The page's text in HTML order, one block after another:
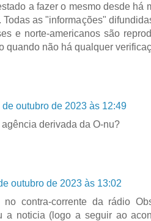
a fazer o mesmo desde há
Todas as "informações"
e norte-americanos são
quando não há qualquer
de outubro de 2023 às 12:49
derivada da O-nu?
outubro de 2023 às 13:02
contra-corrente da rádio
a noticia (logo a seguir ao